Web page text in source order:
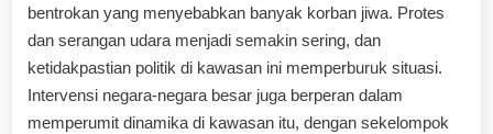
bentrokan yang menyebabkan banyak korban jiwa. Protes
dan serangan udara menjadi semakin sering, dan
ketidakpastian politik di kawasan ini memperburuk situasi.
Intervensi negara-negara besar juga berperan dalam
memperumit dinamika di kawasan itu, dengan sekelompok